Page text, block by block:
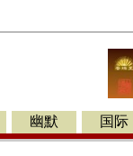
幽默 国际